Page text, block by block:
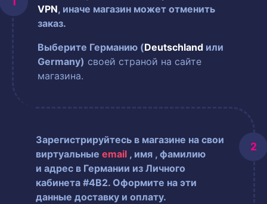
VPN, иначе магазин может отменить
заказ.
Выберите Германию (Deutschland или
Germany) своей страной на сайте
магазина.
Зарегистрируйтесь в магазине на свои
виртуальные email , имя , фамилию
и адрес в Германии из Личного
кабинета #4B2. Оформите на эти
данные доставку и оплату.